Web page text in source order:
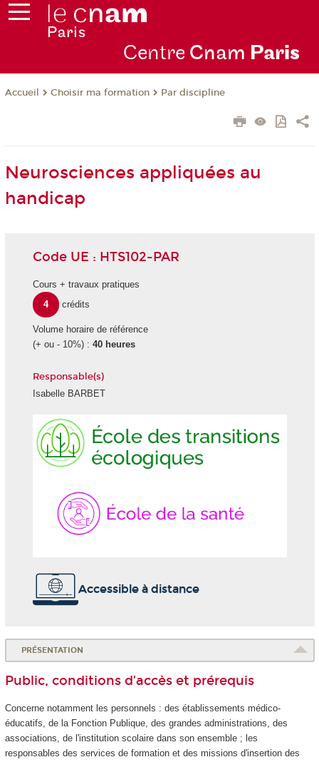
Centre Cnam Paris
Accueil Choisir ma formation Par discipline
Neurosciences appliquées au
handicap
Code UE : HTS102-PAR
Cours + travaux pratiques
4
crédits
Volume horaire de référence
(+ ou - 10%) : 40 heures
Responsable(s)
Isabelle BARBET
transitions
écologiques
Accessible à distance
PRÉSENTATION
Public, conditions d’accès et prérequis
Concerne notamment les personnels : des établissements médico-
éducatifs, de la Fonction Publique, des grandes administrations, des
associations, de l'institution scolaire dans son ensemble ; les
responsables des services de formation et des missions d'insertion des